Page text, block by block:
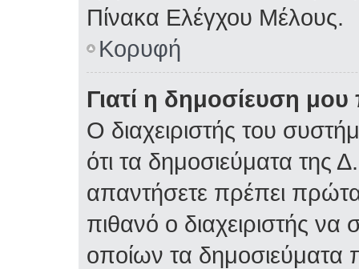
Πίνακα Ελέγχου Μέλους.
Κορυφή
Γιατί η δημοσίευση μου
Ο διαχειριστής του
ότι τα δημοσιεύματα της
απαντήσετε πρέπει πρώτα
πιθανό ο διαχειριστής
οποίων τα δημοσιεύματα